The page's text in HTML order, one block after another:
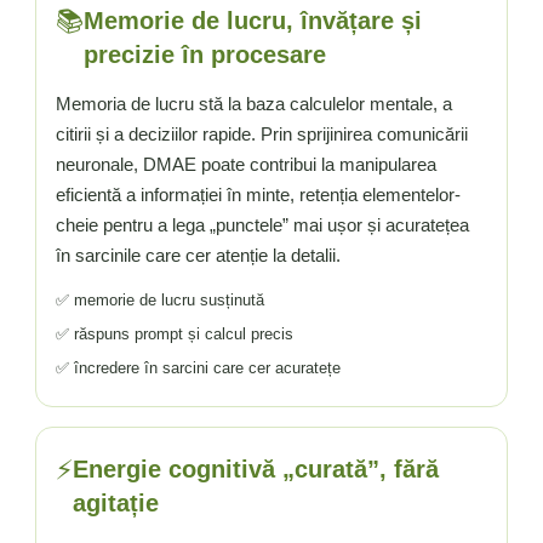
📚Memorie de lucru, învățare și
precizie în procesare
Memoria de lucru stă la baza calculelor mentale, a
citirii și a deciziilor rapide. Prin sprijinirea comunicării
neuronale, DMAE poate contribui la manipularea
eficientă a informației în minte, retenția elementelor-
cheie pentru a lega „punctele” mai ușor și acuratețea
în sarcinile care cer atenție la detalii.
✅ memorie de lucru susținută
✅ răspuns prompt și calcul precis
✅ încredere în sarcini care cer acuratețe
⚡Energie cognitivă „curată”, fără
agitație